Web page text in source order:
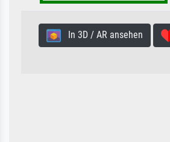
In 3D / AR ansehen